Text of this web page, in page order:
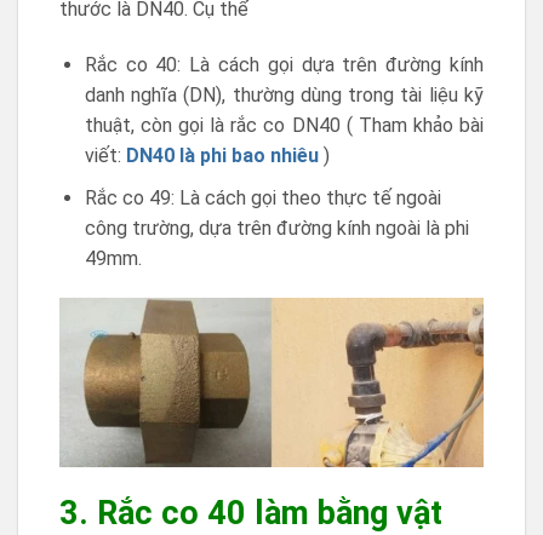
thước là DN40. Cụ thể
Rắc co 40: Là cách gọi dựa trên đường kính
danh nghĩa (DN), thường dùng trong tài liệu kỹ
thuật, còn gọi là rắc co DN40 ( Tham khảo bài
viết: DN40 là phi bao nhiêu)
Rắc co 49: Là cách gọi theo thực tế ngoài
công trường, dựa trên đường kính ngoài là phi
49mm.
3. Rắc co 40 làm bằng vật